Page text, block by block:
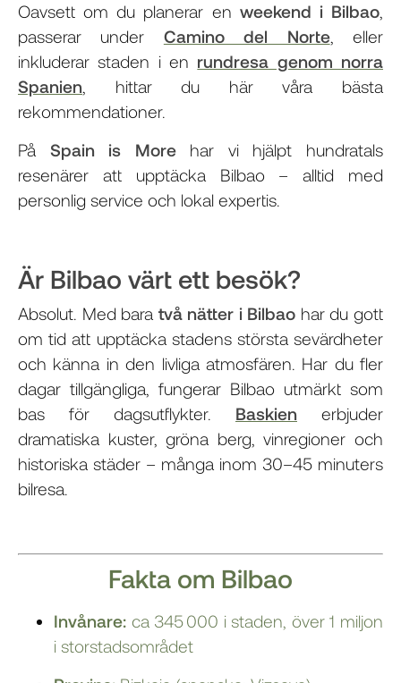
Oavsett om du planerar en weekend i Bilbao,
passerar under Camino del Norte, eller
inkluderar staden i en rundresa genom norra
Spanien, hittar du här våra bästa
rekommendationer.
På Spain is Morehar vi hjälpt hundratals
resenärer att upptäcka Bilbao – alltid med
personlig service och lokal expertis.
Är Bilbao värt ett besök?
Absolut. Med bara två nätter i Bilbao har du gott
om tid att upptäcka stadens största sevärdheter
och känna in den livliga atmosfären. Har du fler
dagar tillgängliga, fungerar Bilbao utmärkt som
bas för dagsutflykter. Baskien erbjuder
dramatiska kuster, gröna berg, vinregioner och
historiska städer – många inom 30–45 minuters
bilresa.
Fakta om Bilbao
Invånare: ca 345 000 i staden, över 1 miljon
i storstadsområdet